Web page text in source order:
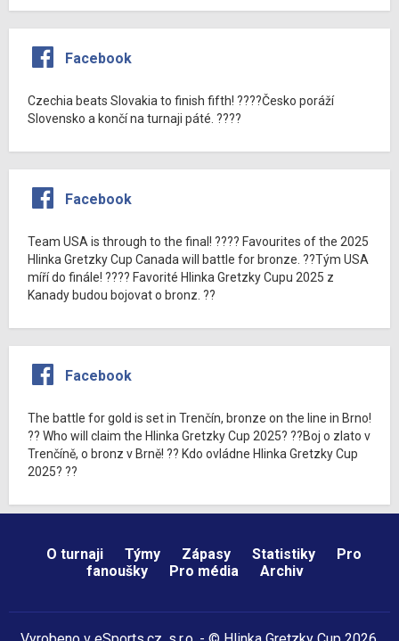
Facebook
Czechia beats Slovakia to finish fifth! ????Česko poráží
Slovensko a končí na turnaji páté. ????
Facebook
Team USA is through to the final! ???? Favourites of the 2025
Hlinka Gretzky Cup Canada will battle for bronze. ??Tým USA
míří do finále! ???? Favorité Hlinka Gretzky Cupu 2025 z
Kanady budou bojovat o bronz. ??
Facebook
The battle for gold is set in Trenčín, bronze on the line in Brno!
?? Who will claim the Hlinka Gretzky Cup 2025? ??Boj o zlato v
Trenčíně, o bronz v Brně! ?? Kdo ovládne Hlinka Gretzky Cup
2025? ??
O turnaji Týmy Zápasy Statistiky
Pro
fanoušky
Pro média Archiv